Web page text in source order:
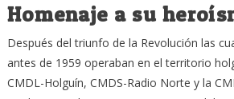
Homenaje a su
Después del triunfo de la Revolución las
antes de 1959 operaban en el territorio
CMDL-Holguín, CMDS-Radio Norte y la